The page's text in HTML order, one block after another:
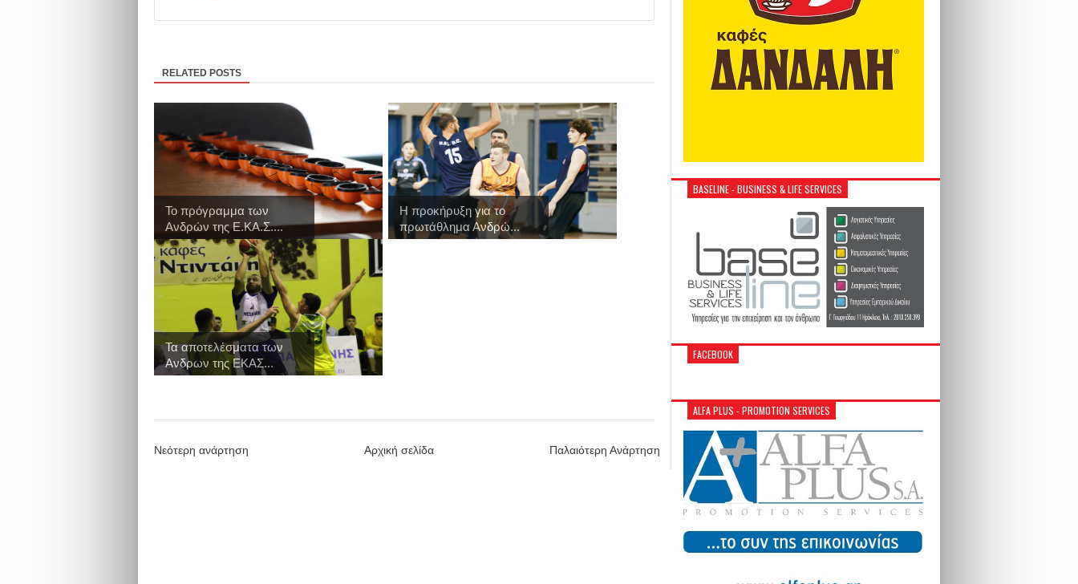
RELATED POSTS
Το πρόγραμμα των
Ανδρών της Ε.ΚΑ.Σ....
Η προκήρυξη για το
πρωτάθλημα Ανδρώ...
Τα αποτελέσματα των
Ανδρων της ΕΚΑΣ...
Νεότερη ανάρτηση Παλαιότερη Ανάρτηση
Αρχική σελίδα
BASELINE - BUSINESS & LIFE SERVICES
FACEBOOK
ALFA PLUS - PROMOTION SERVICES